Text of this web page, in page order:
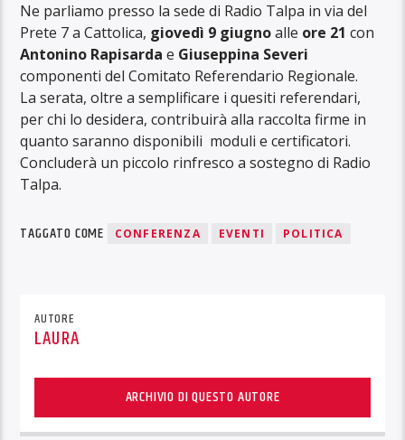
Ne parliamo presso la sede di Radio Talpa in via del
Prete 7 a Cattolica, giovedì 9 giugnoalle ore 21 con
Antonino Rapisardae Giuseppina Severi
componenti del Comitato Referendario Regionale.
La serata, oltre a semplificare i quesiti referendari,
per chi lo desidera, contribuirà alla raccolta firme in
quanto saranno disponibili moduli e certificatori.
Concluderà un piccolo rinfresco a sostegno di Radio
Talpa.
TAGGATO COME CONFERENZA EVENTI POLITICA
AUTORE
LAURA
ARCHIVIO DI QUESTO AUTORE